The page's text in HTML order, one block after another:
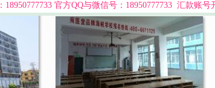
官方QQ与微信号：18950777733 汇款账